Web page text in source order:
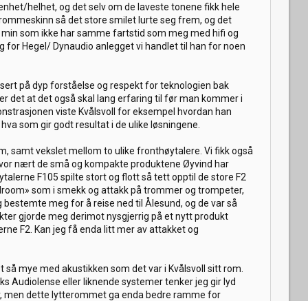
helhet, og det selv om de laveste tonene fikk hele
så det store smilet lurte seg frem, og det
som ikke har samme fartstid som meg med hifi og
Hegel/ Dynaudio anlegget vi handlet til han for noen
på dyp forståelse og respekt for teknologien bak
det at det også skal lang erfaring til før man kommer i
viste Kvålsvoll for eksempel hvordan han
som gir godt resultat i de ulike løsningene.
samt vekslet mellom to ulike fronthøytalere. Vi fikk også
nært de små og kompakte produktene Øyvind har
F105 spilte stort og flott så tett opptil de store F2
som i smekk og attakk på trommer og trompeter,
meg for å reise ned til Ålesund, og de var så
gjorde meg derimot nysgjerrig på et nytt produkt
F2. Kan jeg få enda litt mer av attakket og
mye med akustikken som det var i Kvålsvoll sitt rom.
Audiolense eller liknende systemer tenker jeg gir lyd
men dette lytterommet ga enda bedre ramme for